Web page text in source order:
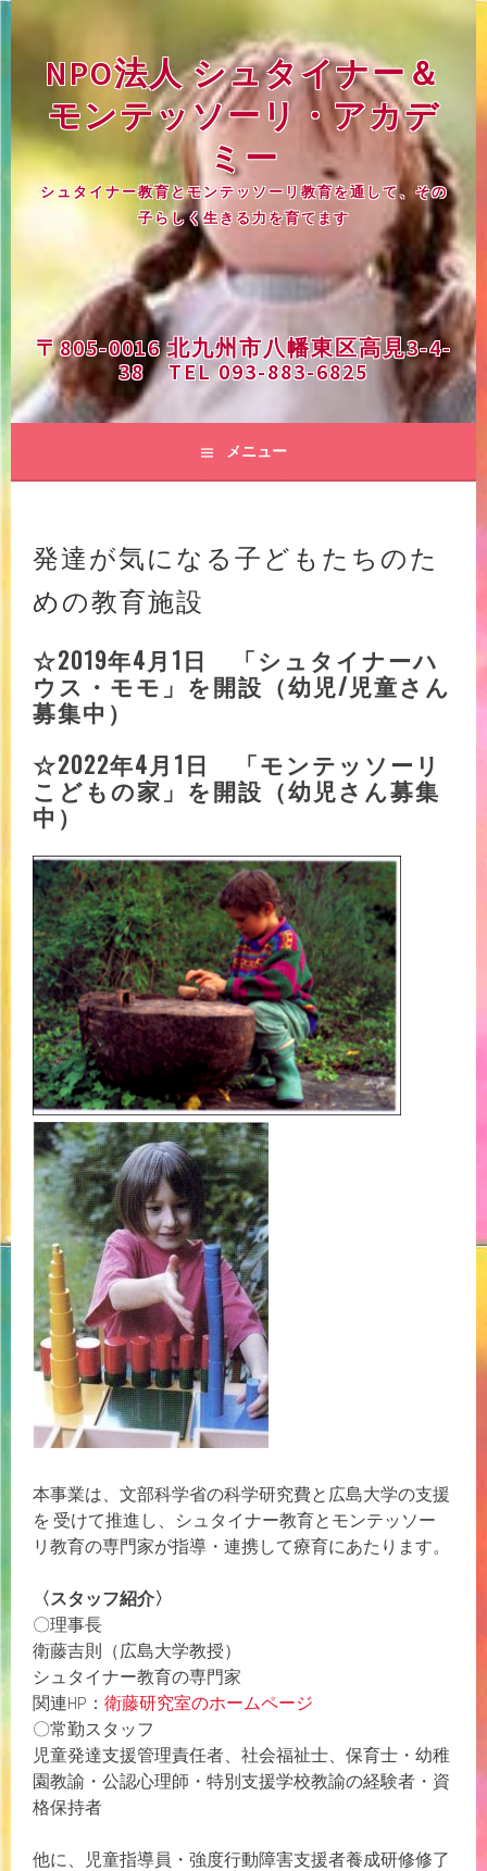
コ
ン
へ
ス
NPO法人 シュタイナー＆
モンテッソーリ・アカデ
ミー
シュタイナー教育とモンテッソーリ教育を通して、その
子らしく生きる力を育てます
〒805-0016 北九州市八幡東区高見3-4-
38 TEL 093-883-6825
メニュー
発達が気になる子どもたちのた
めの教育施設
☆2019年4月1日 「シュタイナーハ
ウス・モモ」を開設（幼児/児童さん
募集中）
☆2022年4月1日 「モンテッソーリ
こどもの家」を開設 （幼児さん募集
中）
本事業は、⽂部科学省の科学研究費と広島⼤学の⽀援
を 受けて推進し、シュタイナー教育とモンテッソー
リ教育の専⾨家が指導・連携して療育にあたります。
〈スタッフ紹介〉
〇理事⻑
衛藤吉則（広島⼤学教授）
シュタイナー教育の専⾨家
関連HP：衛藤研究室のホームページ
〇常勤スタッフ
児童発達支援管理責任者、社会福祉士、保育士・幼稚
園教諭・公認心理師・特別支援学校教諭の経験者・資
格保持者
他に、児童指導員・強度行動障害支援者養成研修修了